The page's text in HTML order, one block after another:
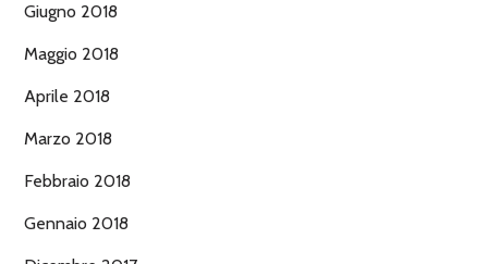
Giugno 2018
Maggio 2018
Aprile 2018
Marzo 2018
Febbraio 2018
Gennaio 2018